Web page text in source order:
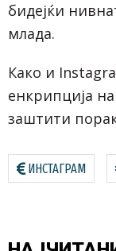
бидејќи
млада.
Како и
енкрипција
заштити
ИНСТАГРАМ